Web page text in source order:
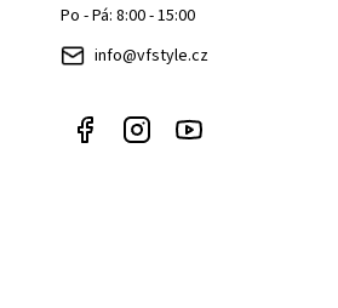
Po - Pá: 8:00 - 15:00
info@vfstyle.cz